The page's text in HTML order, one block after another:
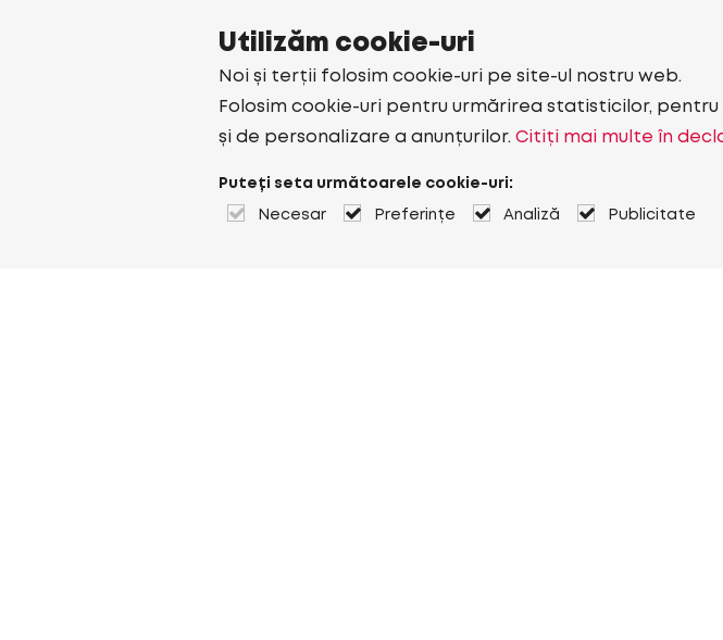
Utilizăm cookie-uri
Noi și terții folosim cookie-uri pe site-ul nostru web.
Folosim cookie-uri pentru urmărirea statisticilor,
și de personalizare a anunțurilor. Citiți mai multe în
Puteți seta următoarele cookie-uri:
Necesar Preferințe Analiză Publicitate